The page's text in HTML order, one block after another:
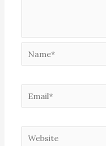
Name*
Email*
Website